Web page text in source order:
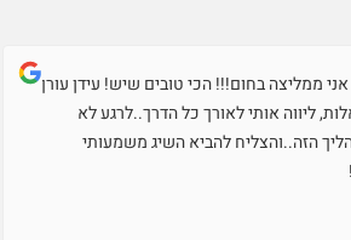
אני ממליצה בחום!!! הכי טובים שיש! עידן עורך
ליווה אותי לאורך כל הדרך..לרגע לא
הזה..והצליח להביא השיג משמעותי